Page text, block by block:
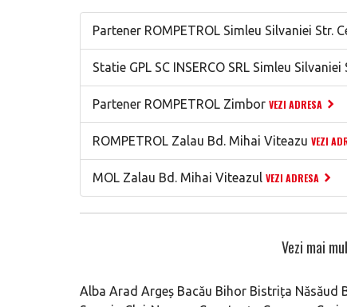
Partener ROMPETROL Simleu Silvaniei Str.
Statie GPL SC INSERCO SRL Simleu
Partener ROMPETROL Zimbor VEZI ADRESA
ROMPETROL Zalau Bd. Mihai Viteazu VEZI
MOL Zalau Bd. Mihai Viteazul VEZI ADRESA
Vezi mai
Alba Arad Argeș Bacău Bihor Bistrița Năsăud